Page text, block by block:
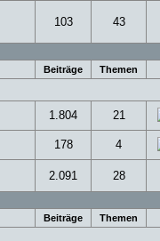
103 43
Beiträge Themen
1.804 21
178 4
2.091 28
Beiträge Themen